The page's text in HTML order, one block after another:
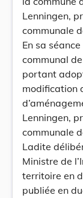
Lenningen,
communale
En sa
communal
portant
modification
Lenningen,
communale
Ladite
Ministre de
territoire en
publiée en